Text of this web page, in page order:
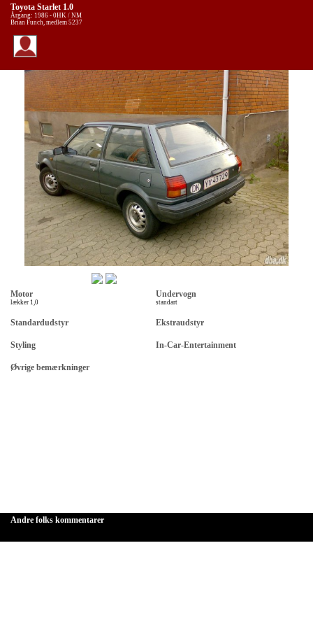
Toyota Starlet 1.0
Årgang: 1986 - 0HK / NM
Brian Funch, medlem 5237
Motor
lækker 1,0
Undervogn
standart
Standardudstyr Ekstraudstyr
Styling In-Car-Entertainment
Øvrige bemærkninger
Andre folks kommentarer